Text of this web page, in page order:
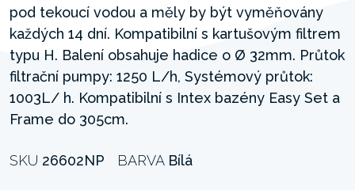
pod tekoucí vodou a měly by být vyměňovány
každých 14 dní. Kompatibilní s kartušovým filtrem
typu H. Balení obsahuje hadice o Ø 32mm. Průtok
filtrační pumpy: 1250 L/h, Systémový průtok:
1003L/ h. Kompatibilní s Intex bazény Easy Set a
Frame do 305cm.
SKU 26602NP BARVA Bílá